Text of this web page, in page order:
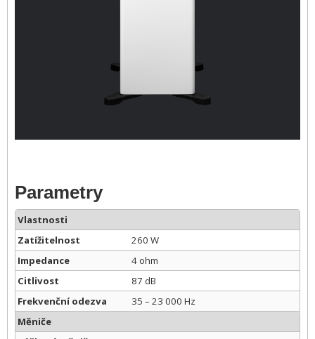
Parametry
Vlastnosti
Zatížitelnost
260 W
Impedance
4 ohm
Citlivost
87 dB
Frekvenční odezva
35 – 23 000 Hz
Měniče